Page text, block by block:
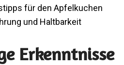
für den Apfelkuchen
und Haltbarkeit
Erkenntnisse